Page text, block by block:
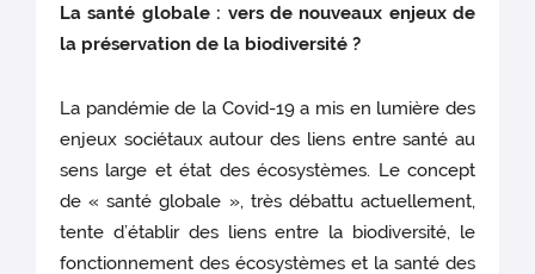
La santé globale : vers de nouveaux enjeux de
la préservation de la biodiversité ?
La pandémie de la Covid-19 a mis en lumière des
enjeux sociétaux autour des liens entre santé au
sens large et état des écosystèmes. Le concept
de « santé globale », très débattu actuellement,
tente d’établir des liens entre la biodiversité, le
fonctionnement des écosystèmes et la santé des